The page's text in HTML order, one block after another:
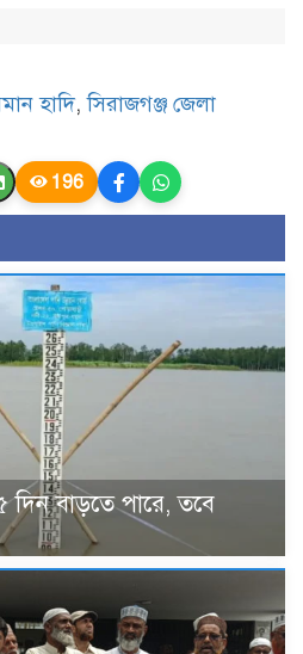
হাদি,সিরাজগঞ্জ জেলা
196
বাড়তে পারে, তবে